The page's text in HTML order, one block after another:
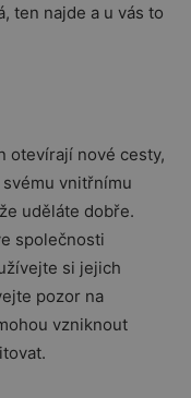
ten najde a u vás to
otevírají nové cesty,
vnitřnímu
uděláte dobře.
společnosti
si jejich
pozor na
vzniknout